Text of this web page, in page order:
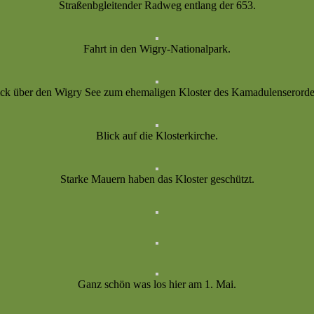
Straßenbgleitender Radweg entlang der 653.
Fahrt in den Wigry-Nationalpark.
über den Wigry See zum ehemaligen Kloster des
Blick auf die Klosterkirche.
Starke Mauern haben das Kloster geschützt.
Ganz schön was los hier am 1. Mai.